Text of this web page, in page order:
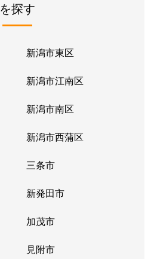
を探す
新潟市東区
新潟市江南区
新潟市南区
新潟市西蒲区
三条市
新発田市
加茂市
見附市